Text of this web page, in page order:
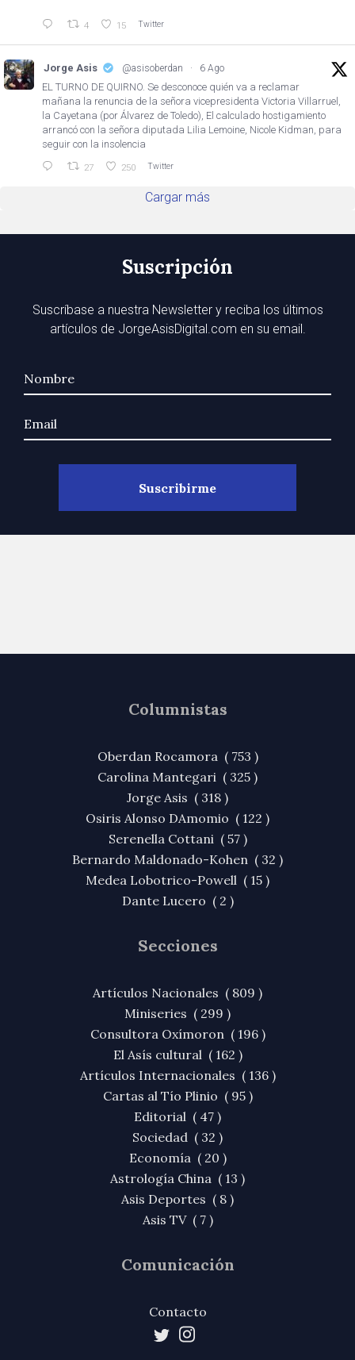
4 15 Twitter
Jorge Asis @asisoberdan · 6 Ago
EL TURNO DE QUIRNO. Se desconoce quién va a reclamar
mañana la renuncia de la señora vicepresidenta Victoria Villarruel,
la Cayetana (por Álvarez de Toledo), El calculado hostigamiento
arrancó con la señora diputada Lilia Lemoine, Nicole Kidman, para
seguir con la insolencia
27 250 Twitter
Cargar más
Suscripción
Suscríbase a nuestra Newsletter y reciba los últimos
artículos de JorgeAsisDigital.com en su email.
Columnistas
Oberdan Rocamora ( 753 )
Carolina Mantegari ( 325 )
Jorge Asis ( 318 )
Osiris Alonso DAmomio ( 122 )
Serenella Cottani ( 57 )
Bernardo Maldonado-Kohen ( 32 )
Medea Lobotrico-Powell ( 15 )
Dante Lucero ( 2 )
Secciones
Artículos Nacionales ( 809 )
Miniseries ( 299 )
Consultora Oxímoron ( 196 )
El Asís cultural ( 162 )
Artículos Internacionales ( 136 )
Cartas al Tío Plinio ( 95 )
Editorial ( 47 )
Sociedad ( 32 )
Economía ( 20 )
Astrología China ( 13 )
Asis Deportes ( 8 )
Asis TV ( 7 )
Comunicación
Contacto